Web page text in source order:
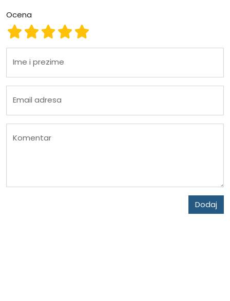
Ocena
Ocena 5
Ocena 4
Ocena 3
Ocena 2
Ocena 1
Ime i prezime
Email adresa
Komentar
Dodaj